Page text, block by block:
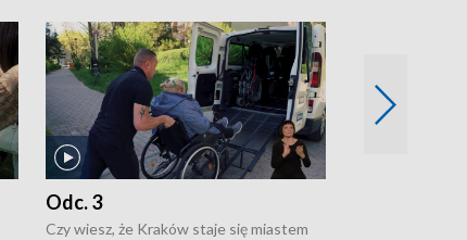
Odc. 3
Czy wiesz, że Kraków staje się miastem